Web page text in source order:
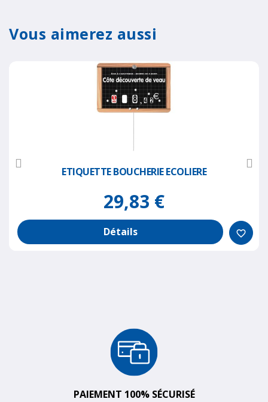
Vous aimerez aussi
ETIQUETTE BOUCHERIE ECOLIERE
29,83 €
Détails favorite_border
PAIEMENT 100% SÉCURISÉ